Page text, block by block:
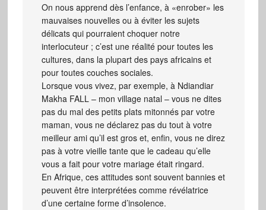
On nous apprend dès l’enfance, à «enrober» les
mauvaises nouvelles ou à éviter les sujets
délicats qui pourraient choquer notre
interlocuteur ; c’est une réalité pour toutes les
cultures, dans la plupart des pays africains et
pour toutes couches sociales.
Lorsque vous vivez, par exemple, à Ndiandiar
Makha FALL – mon village natal – vous ne dites
pas du mal des petits plats mitonnés par votre
maman, vous ne déclarez pas du tout à votre
meilleur ami qu’il est gros et, enfin, vous ne direz
pas à votre vieille tante que le cadeau qu’elle
vous a fait pour votre mariage était ringard.
En Afrique, ces attitudes sont souvent bannies et
peuvent être interprétées comme révélatrice
d’une certaine forme d’insolence.